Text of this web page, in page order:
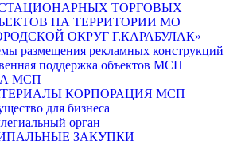
ТОРГОВЫХ
НА ТЕРРИТОРИИ МО
ОКРУГ Г.КАРАБУЛАК»
размещения рекламных конструкций
поддержка объектов МСП
МСП
КОРПОРАЦИЯ МСП
для бизнеса
орган
ЗАКУПКИ